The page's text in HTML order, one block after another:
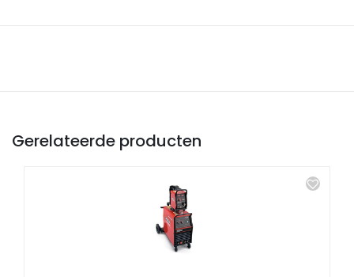
Gerelateerde producten